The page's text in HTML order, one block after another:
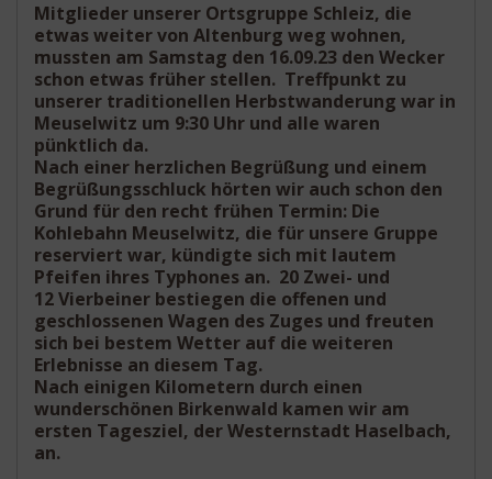
Mitglieder unserer Ortsgruppe Schleiz, die
etwas weiter von Altenburg weg wohnen,
mussten am Samstag den 16.09.23 den Wecker
schon etwas früher stellen. Treffpunkt zu
unserer traditionellen Herbstwanderung war in
Meuselwitz um 9:30 Uhr und alle waren
pünktlich da.
Nach einer herzlichen Begrüßung und einem
Begrüßungsschluck hörten wir auch schon den
Grund für den recht frühen Termin: Die
Kohlebahn Meuselwitz, die für unsere Gruppe
reserviert war, kündigte sich mit lautem
Pfeifen ihres Typhones an. 20 Zwei- und
12 Vierbeiner bestiegen die offenen und
geschlossenen Wagen des Zuges und freuten
sich bei bestem Wetter auf die weiteren
Erlebnisse an diesem Tag.
Nach einigen Kilometern durch einen
wunderschönen Birkenwald kamen wir am
ersten Tagesziel, der Westernstadt Haselbach,
an.